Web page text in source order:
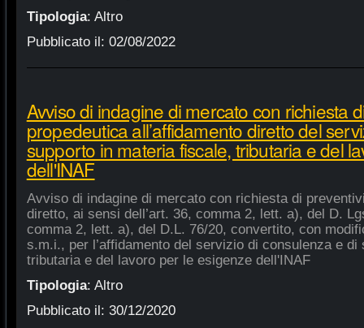
Tipologia: Altro
Pubblicato il: 02/08/2022
Avviso di indagine di mercato con richiesta
propedeutica all’affidamento diretto del
supporto in materia fiscale, tributaria e del
dell'INAF
Avviso di indagine di mercato con richiesta di
diretto, ai sensi dell’art. 36, comma 2, lett. a), del D.
comma 2, lett. a), del D.L. 76/20, convertito, con
s.m.i., per l’affidamento del servizio di consulenza e
tributaria e del lavoro per le esigenze dell'INAF
Tipologia: Altro
Pubblicato il: 30/12/2020